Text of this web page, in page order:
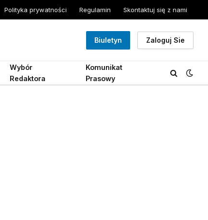
Polityka prywatności Regulamin Skontaktuj się z nami
Biuletyn Zaloguj Sie
Wybór
Redaktora
Komunikat
Prasowy